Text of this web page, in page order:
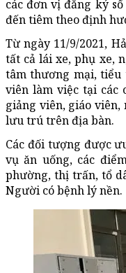
các đơn vị đăng ký
đến tiêm theo định
Từ ngày 11/9/2021,
tất cả lái xe, phụ xe,
tâm thương mại, tiểu
viên làm việc tại các
giảng viên, giáo
lưu trú trên địa bàn.
Các đối tượng được
vụ ăn uống, các
phường, thị trấn, tổ
Người có bệnh lý nền.